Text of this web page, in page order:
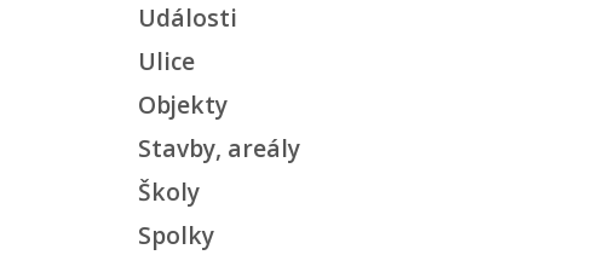
Události
Ulice
Objekty
Stavby, areály
Školy
Spolky